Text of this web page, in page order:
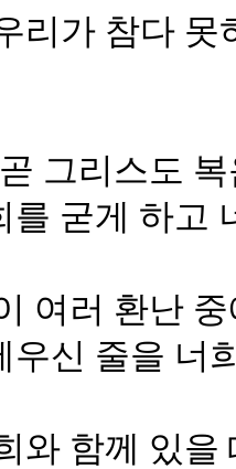
리가 참다 못
그리스도
를 굳게 하고
여러 환난
우신 줄을 너
와 함께 있을